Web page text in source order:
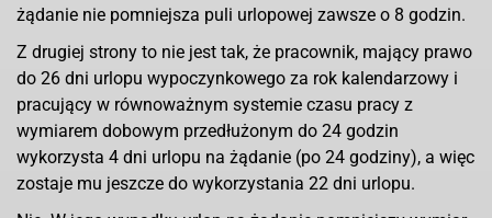
żądanie nie pomniejsza puli urlopowej zawsze o 8 godzin.
Z drugiej strony to nie jest tak, że pracownik, mający prawo
do 26 dni urlopu wypoczynkowego za rok kalendarzowy i
pracujący w równoważnym systemie czasu pracy z
wymiarem dobowym przedłużonym do 24 godzin
wykorzysta 4 dni urlopu na żądanie (po 24 godziny), a więc
zostaje mu jeszcze do wykorzystania 22 dni urlopu.